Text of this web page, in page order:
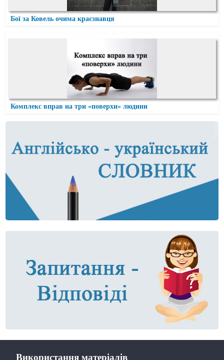
Бої за Ковель очима краєзнавця
Комплекс вправ на три «поверхи» людини
Використання матеріалів